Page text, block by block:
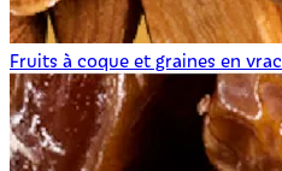
Fruits à coque et graines en vrac